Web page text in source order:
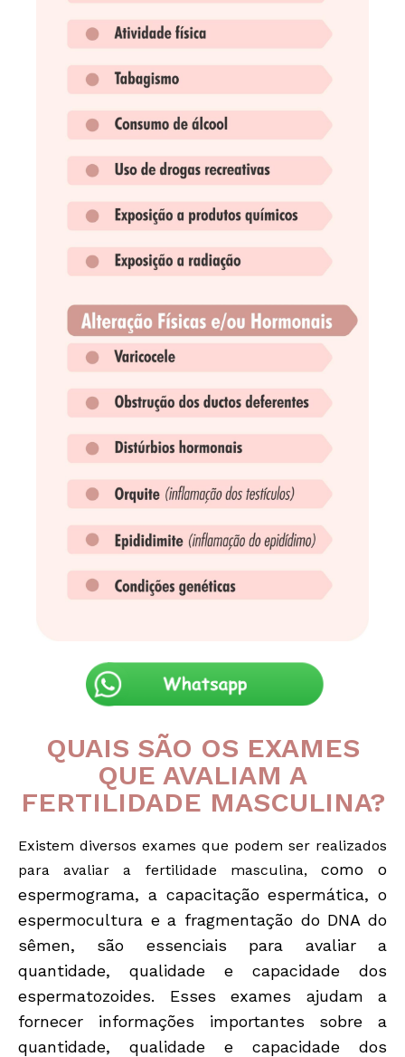
QUAIS SÃO OS EXAMES
QUE AVALIAM A
FERTILIDADE MASCULINA?
Existem diversos exames que podem ser realizados
para avaliar a fertilidade masculina, como o
espermograma, a capacitação espermática, o
espermocultura e a fragmentação do DNA do
sêmen, são essenciais para avaliar a
quantidade, qualidade e capacidade dos
espermatozoides. Esses exames ajudam a
fornecer informações importantes sobre a
quantidade, qualidade e capacidade dos